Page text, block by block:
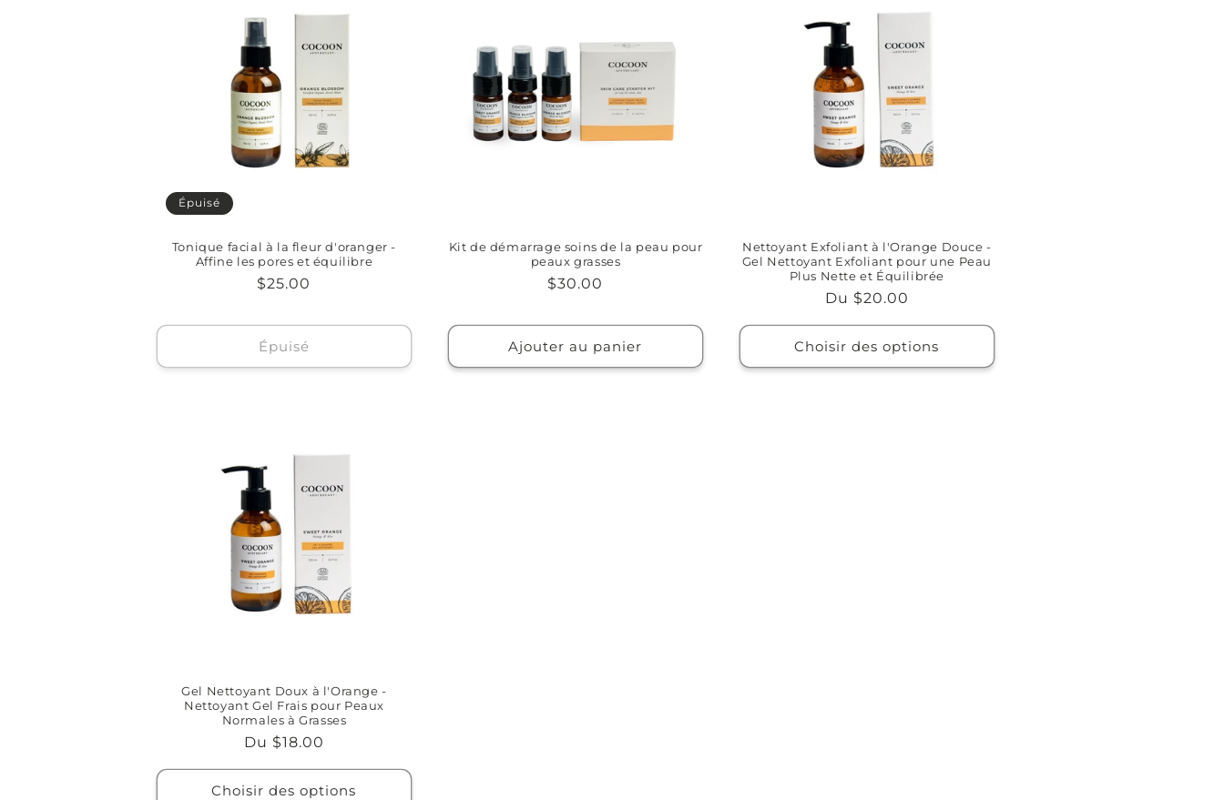
Épuisé
Tonique facial à la fleur d'oranger -
Affine les pores et équilibre
Prix
$25.00
Épuisé
Kit de démarrage soins de la peau pour
peaux grasses
Prix
$30.00
Ajouter au panier
Nettoyant Exfoliant à l'Orange Douce -
Gel Nettoyant Exfoliant pour une Peau
Plus Nette et Équilibrée
Prix
habituel
Du $20.00
Choisir des options
Gel Nettoyant Doux à l'Orange -
Nettoyant Gel Frais pour Peaux
Normales à Grasses
Prix
habituel
Du $18.00
Choisir des options